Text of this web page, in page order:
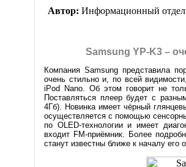
Автор: Информационный отдел
Samsung YP-K3 –
Компания Samsung представила
очень стильно и, по всей
iPod Nano. Об этом говорит не
Поставляться плеер будет с
4Гб). Новинка имеет чёрный
осуществляется с помощью
по OLED-технологии и имеет
входит FM-приёмник. Более
станут известны ближе к началу